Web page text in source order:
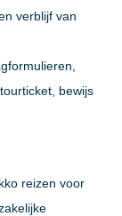
verblijf van
bewijs
reizen voor